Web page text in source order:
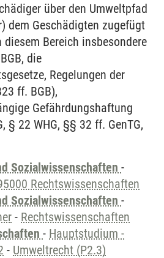
über den Umweltpfad
dem Geschädigten zugefügt
Bereich insbesondere
die
Regelungen der
ff. BGB),
Gefährdungshaftung
§ 22 WHG, §§ 32 ff. GenTG,
Sozialwissenschaften -
Rechtswissenschaften
Sozialwissenschaften -
- Rechtswissenschaften
- Hauptstudium -
- Umweltrecht (P2.3)